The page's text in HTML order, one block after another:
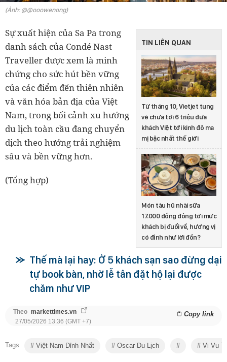
(Ảnh: @@ooowenong)
TIN LIÊN QUAN
Từ tháng 10, Vietjet tung
vé chưa tới 6 triệu đưa
khách Việt tới kinh đô ma
mị bậc nhất thế giới
Món tàu hũ nhài sữa
17.000 đồng đông tới mức
khách bị đuổi về, hương vị
có đỉnh như lời đồn?
Sự xuất hiện của Sa Pa trong
danh sách của Condé Nast
Traveller được xem là minh
chứng cho sức hút bền vững
của các điểm đến thiên nhiên
và văn hóa bản địa của Việt
Nam, trong bối cảnh xu hướng
du lịch toàn cầu đang chuyển
dịch theo hướng trải nghiệm
sâu và bền vững hơn.
(Tổng hợp)
Thế mà lại hay: Ở 5 khách sạn sao đừng dại
tự book bàn, nhờ lễ tân đặt hộ lại được
chăm như VIP
Theo markettimes.vn Copy link
27/05/2026 13:36 (GMT +7)
Tags Việt Nam Đỉnh Nhất Oscar Du Lịch Vi Vu